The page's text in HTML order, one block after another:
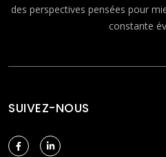
des perspectives pensées pour
constante
SUIVEZ-NOUS